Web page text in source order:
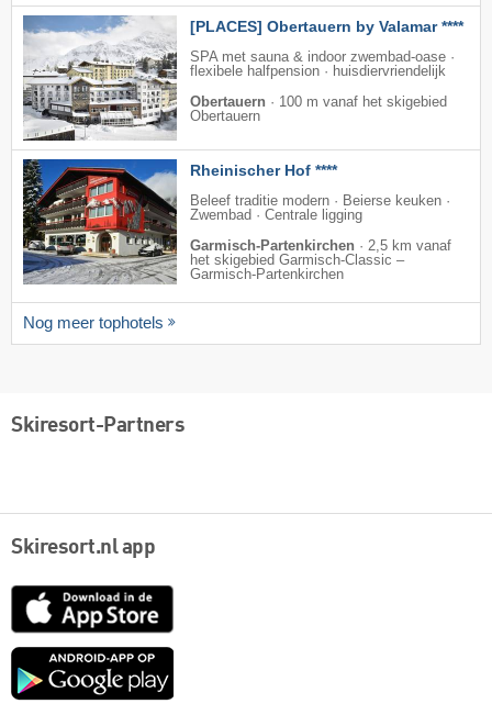
[PLACES] Obertauern by Valamar ****
SPA met sauna & indoor zwembad-oase ·
flexibele halfpension · huisdiervriendelijk
Obertauern · 100 m vanaf het skigebied
Obertauern
Rheinischer Hof ****
Beleef traditie modern · Beierse keuken ·
Zwembad · Centrale ligging
Garmisch-Partenkirchen · 2,5 km vanaf
het skigebied Garmisch-Classic –
Garmisch-Partenkirchen
Nog meer tophotels
Skiresort-Partners
Skiresort.nl app
App
Google